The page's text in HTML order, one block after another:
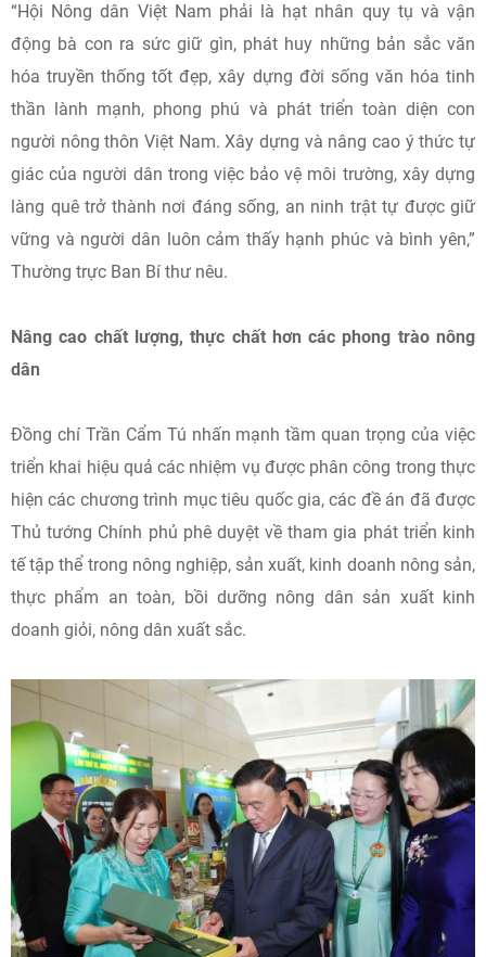
“Hội Nông dân Việt Nam phải là hạt nhân quy tụ và vận
động bà con ra sức giữ gìn, phát huy những bản sắc văn
hóa truyền thống tốt đẹp, xây dựng đời sống văn hóa tinh
thần lành mạnh, phong phú và phát triển toàn diện con
người nông thôn Việt Nam. Xây dựng và nâng cao ý thức tự
giác của người dân trong việc bảo vệ môi trường, xây dựng
làng quê trở thành nơi đáng sống, an ninh trật tự được giữ
vững và người dân luôn cảm thấy hạnh phúc và bình yên,”
Thường trực Ban Bí thư nêu.
Nâng cao chất lượng, thực chất hơn các phong trào nông
dân
Đồng chí Trần Cẩm Tú nhấn mạnh tầm quan trọng của việc
triển khai hiệu quả các nhiệm vụ được phân công trong thực
hiện các chương trình mục tiêu quốc gia, các đề án đã được
Thủ tướng Chính phủ phê duyệt về tham gia phát triển kinh
tế tập thể trong nông nghiệp, sản xuất, kinh doanh nông sản,
thực phẩm an toàn, bồi dưỡng nông dân sản xuất kinh
doanh giỏi, nông dân xuất sắc.